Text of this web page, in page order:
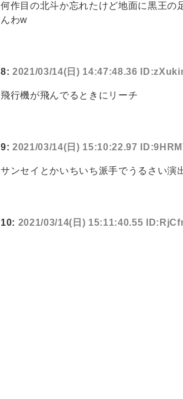
何作目の北斗か忘れたけど地面に黒王の
んわw
8: 2021/03/14(日) 14:47:48.36
飛行機が飛んでるときにリーチ
9: 2021/03/14(日) 15:10:22.97
サンセイとかいちいち派手でうるさい演
10: 2021/03/14(日) 15:11:40.55